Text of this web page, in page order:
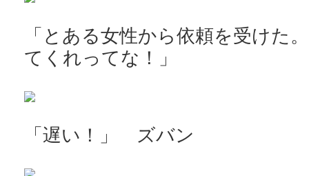
「とある女性から依頼を受けた
てくれってな！」
「遅い！」 ズバン